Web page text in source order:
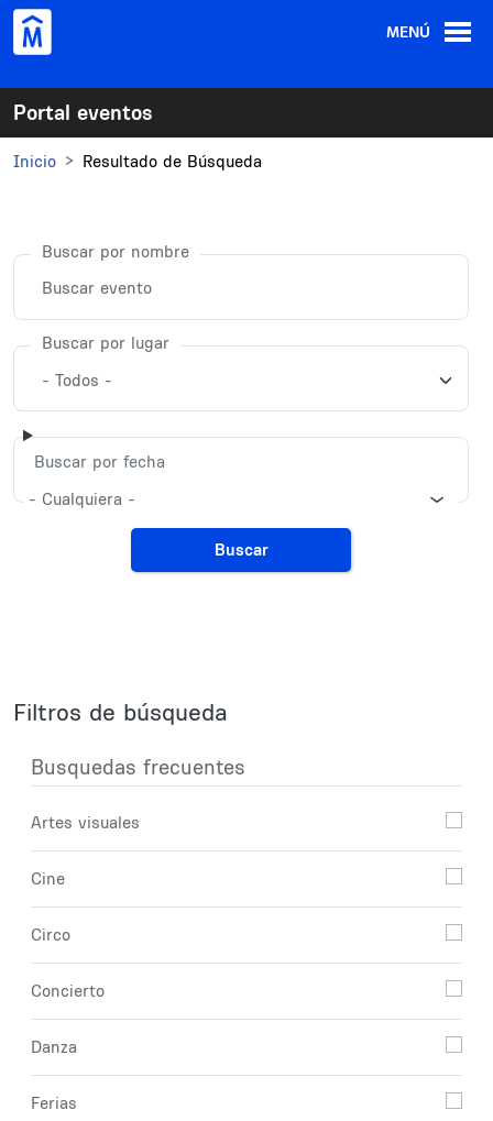
Pasar al contenido principal
MENÚ
Portal eventos
Inicio Resultado de Búsqueda
Buscar por nombre
Buscar por lugar
Buscar por fecha
- Cualquiera -
Buscar
Filtros de búsqueda
Busquedas frecuentes
Artes visuales
Cine
Circo
Concierto
Danza
Ferias